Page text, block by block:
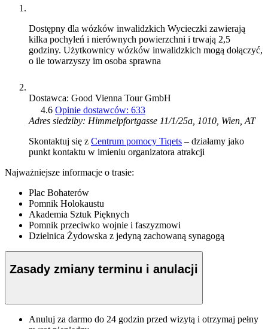
Dostępny dla wózków inwalidzkich Wycieczki zawierają
kilka pochyleń i nierównych powierzchni i trwają 2,5
godziny. Użytkownicy wózków inwalidzkich mogą dołączyć,
o ile towarzyszy im osoba sprawna
Dostawca: Good Vienna Tour GmbH
4.6 Opinie dostawców: 633
Adres siedziby: Himmelpfortgasse 11/1/25a, 1010, Wien, AT
Skontaktuj się z Centrum pomocy Tiqets – działamy jako
punkt kontaktu w imieniu organizatora atrakcji
Najważniejsze informacje o trasie:
Plac Bohaterów
Pomnik Holokaustu
Akademia Sztuk Pięknych
Pomnik przeciwko wojnie i faszyzmowi
Dzielnica Żydowska z jedyną zachowaną synagogą
Zasady zmiany terminu i anulacji
Anuluj za darmo do 24 godzin przed wizytą i otrzymaj pełny